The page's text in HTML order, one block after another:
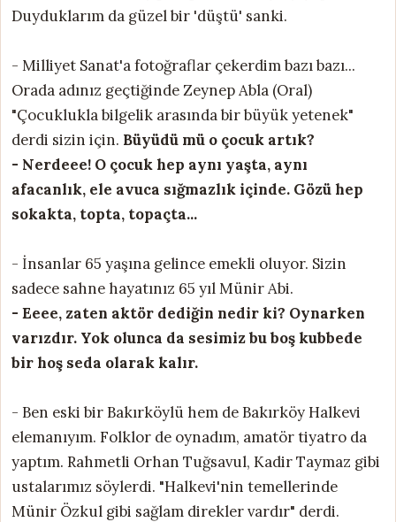
Duyduklarım da güzel bir 'düştü' sanki.
- Milliyet Sanat'a fotoğraflar çekerdim bazı bazı...
Orada adınız geçtiğinde Zeynep Abla (Oral)
"Çocuklukla bilgelik arasında bir büyük yetenek"
derdi sizin için. Büyüdü mü o çocuk artık?
- Nerdeee! O çocuk hep aynı yaşta, aynı
afacanlık, ele avuca sığmazlık içinde. Gözü hep
sokakta, topta, topaçta...
- İnsanlar 65 yaşına gelince emekli oluyor. Sizin
sadece sahne hayatınız 65 yıl Münir Abi.
- Eeee, zaten aktör dediğin nedir ki? Oynarken
varızdır. Yok olunca da sesimiz bu boş kubbede
bir hoş seda olarak kalır.
- Ben eski bir Bakırköylü hem de Bakırköy Halkevi
elemanıyım. Folklor de oynadım, amatör tiyatro da
yaptım. Rahmetli Orhan Tuğsavul, Kadir Taymaz gibi
ustalarımız söylerdi. "Halkevi'nin temellerinde
Münir Özkul gibi sağlam direkler vardır" derdi.